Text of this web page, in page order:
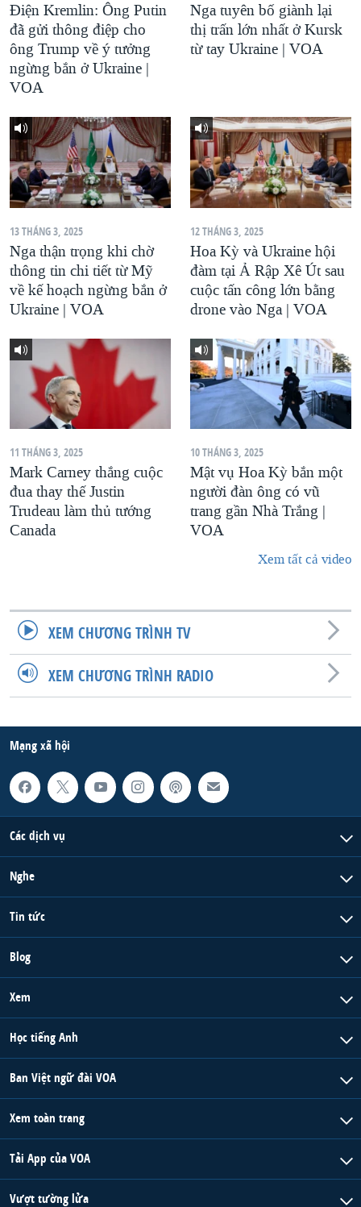
Điện Kremlin: Ông Putin
đã gửi thông điệp cho
ông Trump về ý tưởng
ngừng bắn ở Ukraine |
VOA
Nga tuyên bố giành lại
thị trấn lớn nhất ở Kursk
từ tay Ukraine | VOA
13 THÁNG 3, 2025
Nga thận trọng khi chờ
thông tin chi tiết từ Mỹ
về kế hoạch ngừng bắn ở
Ukraine | VOA
12 THÁNG 3, 2025
Hoa Kỳ và Ukraine hội
đàm tại Ả Rập Xê Út sau
cuộc tấn công lớn bằng
drone vào Nga | VOA
11 THÁNG 3, 2025
Mark Carney thắng cuộc
đua thay thế Justin
Trudeau làm thủ tướng
Canada
10 THÁNG 3, 2025
Mật vụ Hoa Kỳ bắn một
người đàn ông có vũ
trang gần Nhà Trắng |
VOA
Xem tất cả video
XEM CHƯƠNG TRÌNH TV
XEM CHƯƠNG TRÌNH RADIO
Mạng xã hội
Các dịch vụ
Nghe
Tin tức
Blog
Xem
Học tiếng Anh
Ban Việt ngữ đài VOA
Xem toàn trang
Tải App của VOA
Vượt tường lửa